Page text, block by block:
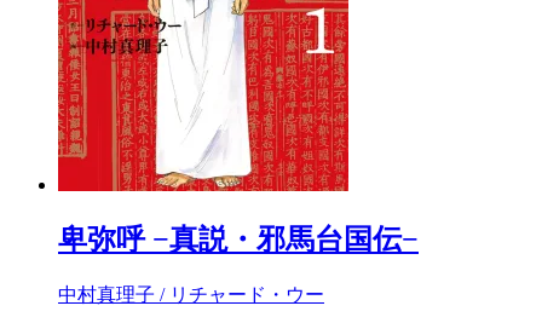
卑弥呼 −真説・邪馬台国伝−
中村真理子 / リチャード・ウー